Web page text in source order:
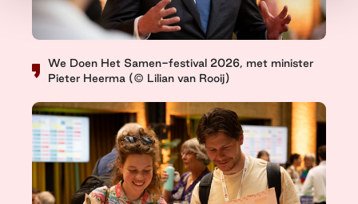
We Doen Het Samen-festival 2026, met minister
Pieter Heerma (© Lilian van Rooij)